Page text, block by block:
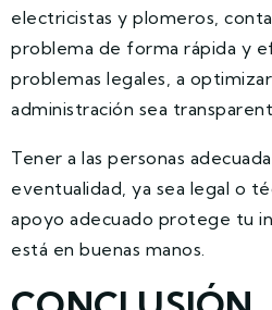
electricistas y plomeros,
problema de forma rápida y
problemas legales, a
administración sea
Tener a las personas
eventualidad, ya sea legal o
apoyo adecuado protege tu
está en buenas manos.